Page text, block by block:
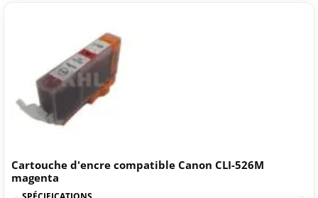
Cartouche d'encre compatible Canon CLI-526M
magenta